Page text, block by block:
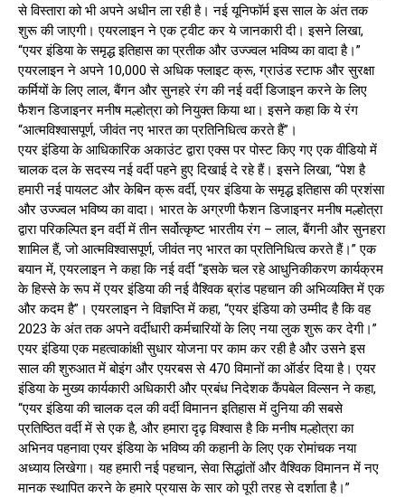
से विस्तारा को भी अपने अधीन ला रही है। नई यूनिफॉर्म इस साल के अंत तक
शुरू की जाएगी। एयरलाइन ने एक ट्वीट कर ये जानकारी दी। इसने लिखा,
“एयर इंडिया के समृद्ध इतिहास का प्रतीक और उज्ज्वल भविष्य का वादा है।”
एयरलाइन ने अपने 10,000 से अधिक फ्लाइट क्रू, ग्राउंड स्टाफ और सुरक्षा
कर्मियों के लिए लाल, बैंगन और सुनहरे रंग की नई वर्दी डिजाइन करने के लिए
फैशन डिजाइनर मनीष मल्होत्रा को नियुक्त किया था। इसने कहा कि ये रंग
“आत्मविश्वासपूर्ण, जीवंत नए भारत का प्रतिनिधित्व करते हैं”।
एयर इंडिया के आधिकारिक अकाउंट द्वारा एक्स पर पोस्ट किए गए एक वीडियो में
चालक दल के सदस्य नई वर्दी पहने हुए दिखाई दे रहे हैं। इसने लिखा, “पेश है
हमारी नई पायलट और केबिन क्रू वर्दी, एयर इंडिया के समृद्ध इतिहास की प्रशंसा
और उज्ज्वल भविष्य का वादा। भारत के अग्रणी फैशन डिजाइनर मनीष मल्होत्रा
द्वारा परिकल्पित इन वर्दी में तीन सर्वोत्कृष्ट भारतीय रंग – लाल, बैंगनी और सुनहरा
शामिल हैं, जो आत्मविश्वासपूर्ण, जीवंत नए भारत का प्रतिनिधित्व करते हैं।” एक
बयान में, एयरलाइन ने कहा कि नई वर्दी “इसके चल रहे आधुनिकीकरण कार्यक्रम
के हिस्से के रूप में एयर इंडिया की नई वैश्विक ब्रांड पहचान की अभिव्यक्ति में एक
और कदम है”। एयरलाइन ने विज्ञप्ति में कहा, “एयर इंडिया को उम्मीद है कि वह
2023 के अंत तक अपने वर्दीधारी कर्मचारियों के लिए नया लुक शुरू कर देगी।”
एयर इंडिया एक महत्वाकांक्षी सुधार योजना पर काम कर रही है और उसने इस
साल की शुरुआत में बोइंग और एयरबस से 470 विमानों का ऑर्डर दिया है। एयर
इंडिया के मुख्य कार्यकारी अधिकारी और प्रबंध निदेशक कैंपबेल विल्सन ने कहा,
“एयर इंडिया की चालक दल की वर्दी विमानन इतिहास में दुनिया की सबसे
प्रतिष्ठित वर्दी में से एक है, और हमारा दृढ़ विश्वास है कि मनीष मल्होत्रा का
अभिनव पहनावा एयर इंडिया के भविष्य की कहानी के लिए एक रोमांचक नया
अध्याय लिखेगा। यह हमारी नई पहचान, सेवा सिद्धांतों और वैश्विक विमानन में नए
मानक स्थापित करने के हमारे प्रयास के सार को पूरी तरह से दर्शाता है।”